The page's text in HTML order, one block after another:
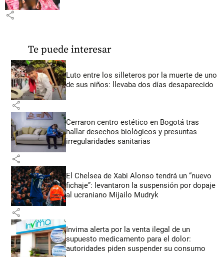
share
Te puede interesar
Luto entre los silleteros por la muerte de uno
de sus niños: llevaba dos días desaparecido
share
Cerraron centro estético en Bogotá tras
hallar desechos biológicos y presuntas
irregularidades sanitarias
share
El Chelsea de Xabi Alonso tendrá un “nuevo
fichaje”: levantaron la suspensión por dopaje
al ucraniano Mijailo Mudryk
share
Invima alerta por la venta ilegal de un
supuesto medicamento para el dolor:
autoridades piden suspender su consumo